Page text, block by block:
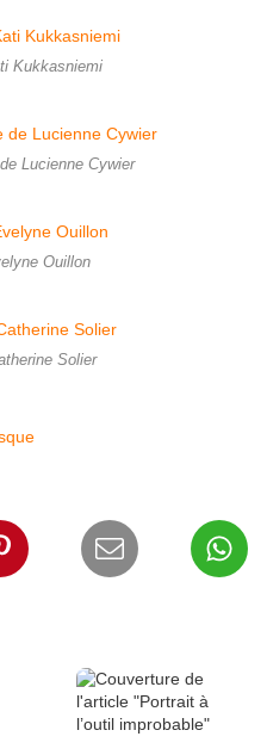
Kukkasniemi
Lucienne Cywier
Ouillon
Solier